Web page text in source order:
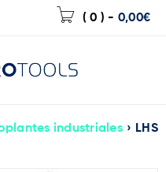
( 0 ) - 0,00€
industriales › LHS